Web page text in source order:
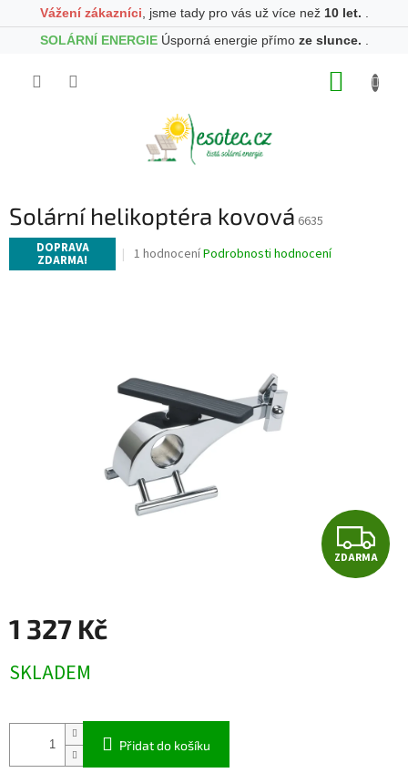
Vážení zákazníci , jsme tady pro vás už více než 10 let.
SOLÁRNÍ ENERGIEÚsporná energie přímo ze slunce.
Solární helikoptéra kovová 6635
DOPRAVA
ZDARMA!
Průměrné
hvězdiček.
1 hodnoceníPodrobnosti hodnocení
Z
D
ZDARMA
1 327 Kč
cena:
SKLADEM
Přidat do košíku